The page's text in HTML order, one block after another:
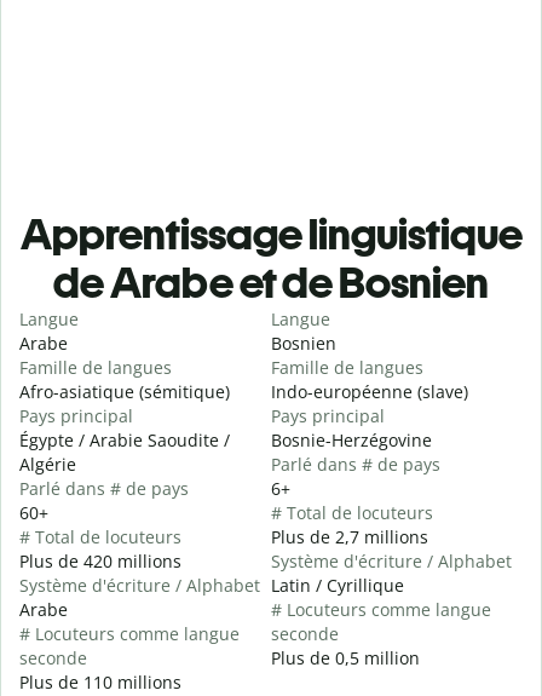
Apprentissage linguistique
de Arabe et de Bosnien
Langue
Arabe
Famille de langues
Afro-asiatique (sémitique)
Pays principal
Égypte / Arabie Saoudite /
Algérie
Parlé dans # de pays
60+
# Total de locuteurs
Plus de 420 millions
Système d'écriture / Alphabet
Arabe
# Locuteurs comme langue
seconde
Plus de 110 millions
Langue
Bosnien
Famille de langues
Indo-européenne (slave)
Pays principal
Bosnie-Herzégovine
Parlé dans # de pays
6+
# Total de locuteurs
Plus de 2,7 millions
Système d'écriture / Alphabet
Latin / Cyrillique
# Locuteurs comme langue
seconde
Plus de 0,5 million